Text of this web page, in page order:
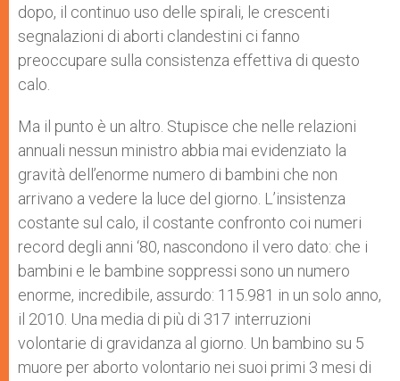
dopo, il continuo uso delle spirali, le crescenti
segnalazioni di aborti clandestini ci fanno
preoccupare sulla consistenza effettiva di questo
calo.
Ma il punto è un altro. Stupisce che nelle relazioni
annuali nessun ministro abbia mai evidenziato la
gravità dell’enorme numero di bambini che non
arrivano a vedere la luce del giorno. L’insistenza
costante sul calo, il costante confronto coi numeri
record degli anni ‘80, nascondono il vero dato: che i
bambini e le bambine soppressi sono un numero
enorme, incredibile, assurdo: 115.981 in un solo anno,
il 2010. Una media di più di 317 interruzioni
volontarie di gravidanza al giorno. Un bambino su 5
muore per aborto volontario nei suoi primi 3 mesi di